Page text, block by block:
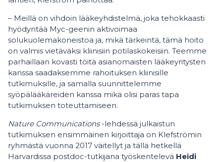
– Meillä on vihdoin lääkeyhdistelmä, joka tehokkaasti
hyödyntää Myc-geenin aktivoimaa
solukuolemakoneistoa ja, mikä tärkeintä, tämä hoito
on valmis vietäväksi kliinisiin potilaskokeisiin. Teemme
parhaillaan kovasti töitä asianomaisten lääkeyritysten
kanssa saadaksemme rahoituksen kliinisille
tutkimuksille, ja samalla suunnittelemme
syöpälääkäreiden kanssa mikä olisi paras tapa
tutkimuksen toteuttamiseen.
Nature Communications-lehdessä julkaistun
tutkimuksen ensimmäinen kirjoittaja on Klefströmin
ryhmästä vuonna 2017 väitellyt ja tällä hetkellä
Harvardissa postdoc-tutkijana työskentelevä Heidi